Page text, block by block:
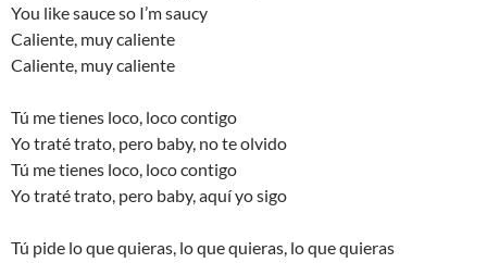
You like sauce so I’m saucy
Caliente, muy caliente
Caliente, muy caliente
Tú me tienes loco, loco contigo
Yo traté trato, pero baby, no te olvido
Tú me tienes loco, loco contigo
Yo traté trato, pero baby, aquí yo sigo
Tú pide lo que quieras, lo que quieras, lo que quieras